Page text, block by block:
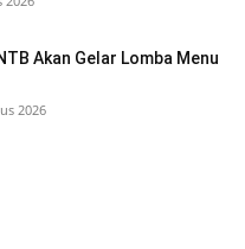
Akan Gelar Lomba Menu
2026